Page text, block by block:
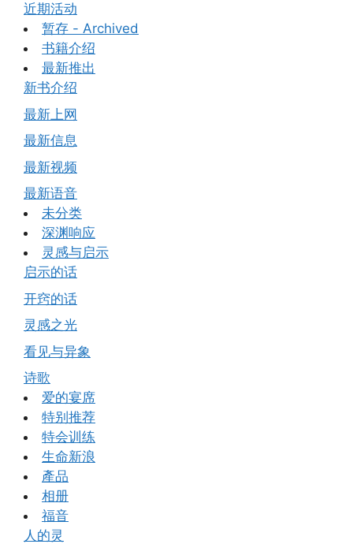
近期活动
暂存 - Archived
书籍介绍
最新推出
新书介绍
最新上网
最新信息
最新视频
最新语音
未分类
深渊响应
灵感与启示
启示的话
开窍的话
灵感之光
看见与异象
诗歌
爱的宴席
特别推荐
特会训练
生命新浪
產品
相册
福音
人的灵